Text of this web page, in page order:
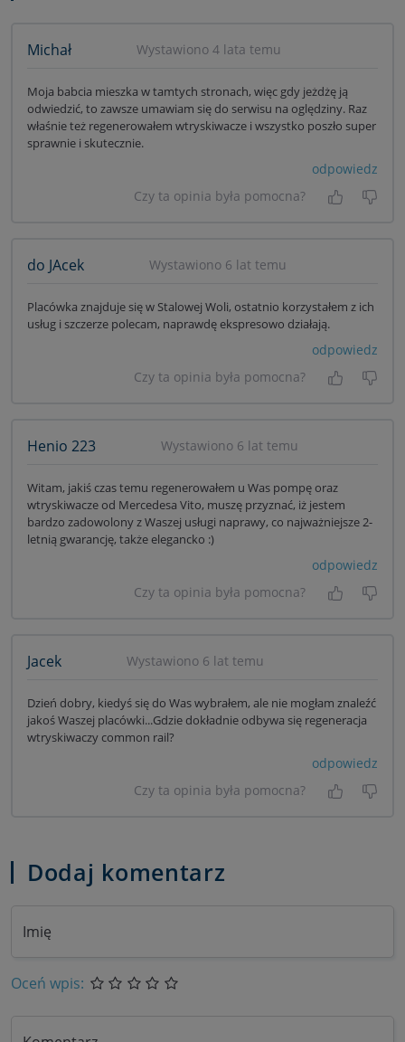
Michał Wystawiono 4 lata temu
Moja babcia mieszka w tamtych stronach, więc gdy jeżdżę ją
odwiedzić, to zawsze umawiam się do serwisu na oględziny. Raz
właśnie też regenerowałem wtryskiwacze i wszystko poszło super
sprawnie i skutecznie.
odpowiedz
Czy ta opinia była pomocna?
Tak, była
Nie
do JAcek Wystawiono 6 lat temu
Placówka znajduje się w Stalowej Woli, ostatnio korzystałem z ich
usług i szczerze polecam, naprawdę ekspresowo działają.
odpowiedz
Czy ta opinia była pomocna?
Tak, była
Nie
Henio 223 Wystawiono 6 lat temu
Witam, jakiś czas temu regenerowałem u Was pompę oraz
wtryskiwacze od Mercedesa Vito, muszę przyznać, iż jestem
bardzo zadowolony z Waszej usługi naprawy, co najważniejsze 2-
letnią gwarancję, także elegancko :)
odpowiedz
Czy ta opinia była pomocna?
Tak, była
Nie
Jacek Wystawiono 6 lat temu
Dzień dobry, kiedyś się do Was wybrałem, ale nie mogłam znaleźć
jakoś Waszej placówki...Gdzie dokładnie odbywa się regeneracja
wtryskiwaczy common rail?
odpowiedz
Czy ta opinia była pomocna?
Tak, była
Nie
Dodaj komentarz
Imię
Oceń wpis: